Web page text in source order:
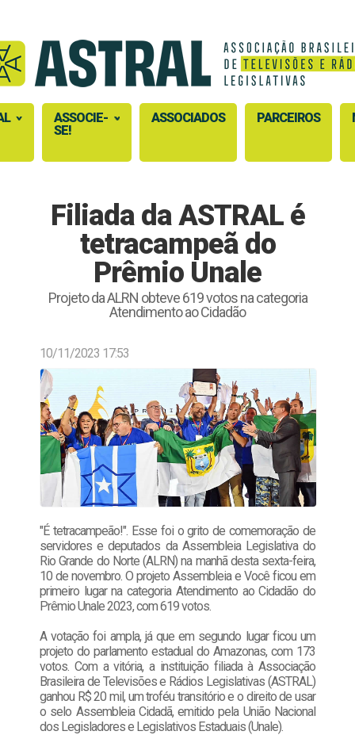
ASSOCIE-
SE!
ASSOCIADOS PARCEIROS
Filiada da ASTRAL é
tetracampeã do
Prêmio Unale
Projeto da ALRN obteve 619 votos na categoria
Atendimento ao Cidadão
10/11/2023 17:53
"É tetracampeão!". Esse foi o grito de comemoração de
servidores e deputados da Assembleia Legislativa do
Rio Grande do Norte (ALRN) na manhã desta sexta-feira,
10 de novembro. O projeto Assembleia e Você ficou em
primeiro lugar na categoria Atendimento ao Cidadão do
Prêmio Unale 2023, com 619 votos.
A votação foi ampla, já que em segundo lugar ficou um
projeto do parlamento estadual do Amazonas, com 173
votos. Com a vitória, a instituição filiada à Associação
Brasileira de Televisões e Rádios Legislativas (ASTRAL)
ganhou R$ 20 mil, um troféu transitório e o direito de usar
o selo Assembleia Cidadã, emitido pela União Nacional
dos Legisladores e Legislativos Estaduais (Unale).